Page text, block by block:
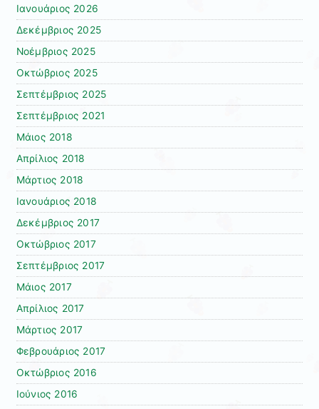
Ιανουάριος 2026
Δεκέμβριος 2025
Νοέμβριος 2025
Οκτώβριος 2025
Σεπτέμβριος 2025
Σεπτέμβριος 2021
Μάιος 2018
Απρίλιος 2018
Μάρτιος 2018
Ιανουάριος 2018
Δεκέμβριος 2017
Οκτώβριος 2017
Σεπτέμβριος 2017
Μάιος 2017
Απρίλιος 2017
Μάρτιος 2017
Φεβρουάριος 2017
Οκτώβριος 2016
Ιούνιος 2016